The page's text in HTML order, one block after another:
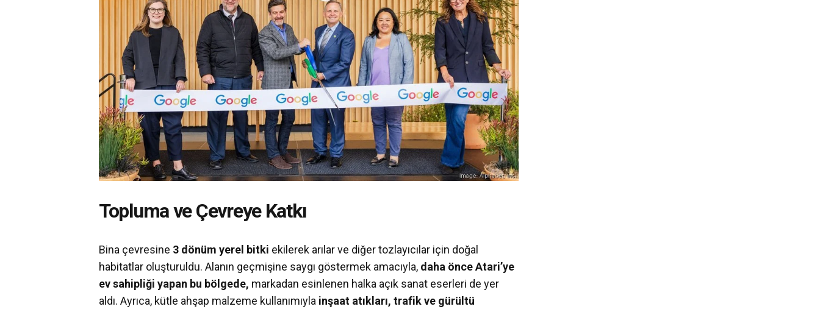
Topluma ve Çevreye Katkı
Bina çevresine 3 dönüm yerel bitki ekilerek arılar ve diğer tozlayıcılar için doğal
habitatlar oluşturuldu. Alanın geçmişine saygı göstermek amacıyla, daha önce Atari’ye
ev sahipliği yapan bu bölgede, markadan esinlenen halka açık sanat eserleri de yer
aldı. Ayrıca, kütle ahşap malzeme kullanımıyla inşaat atıkları, trafik ve gürültü